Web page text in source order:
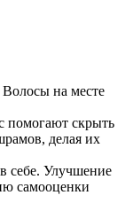
Волосы на месте
помогают скрыть
делая их
себе. Улучшение
самооценки